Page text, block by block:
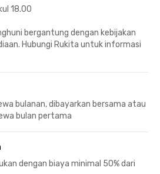
18.00
bergantung dengan kebijakan
Hubungi Rukita untuk informasi
bulanan, dibayarkan bersama atau
bulan pertama
dengan biaya minimal 50% dari